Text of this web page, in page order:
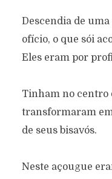
Descendia de
ofício, o que sói
Eles eram por
Tinham no centro
transformaram
de seus bisavós.
Neste açougue